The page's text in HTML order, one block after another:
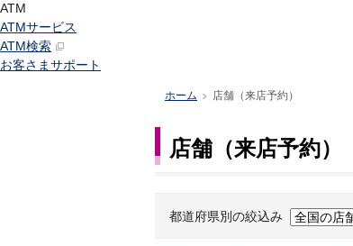
ATM
ATMサービス
ATM検索
お客さまサポート
ホーム >店舗（来店予約）
店舗（来店予約）
都道府県別の絞込み